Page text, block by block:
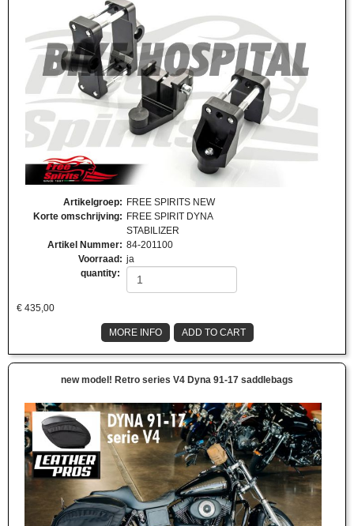
Artikelgroep: FREE SPIRITS NEW
Korte omschrijving: FREE SPIRIT DYNA
STABILIZER
Artikel Nummer: 84-201100
Voorraad : ja
quantity:
€ 435,00
MORE INFO ADD TO CART
new model! Retro series V4 Dyna 91-17 saddlebags